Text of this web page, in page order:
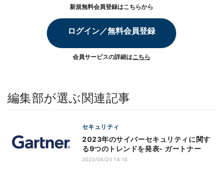
新規無料会員登録はこちらから
ログイン／無料会員登録
会員サービスの詳細はこちら
編集部が選ぶ関連記事
セキュリティ
2023年のサイバーセキュリティに関す
る9つのトレンドを発表- ガートナー
2023/04/20 14:14